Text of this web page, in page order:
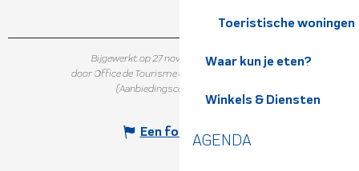
Toeristische woningen
Waar kun je eten?
Winkels & Diensten
AGENDA
Bijgewerkt op 27 november 2025 in 16:24
door Office de Tourisme de Belledonne Chartreuse
(Aanbiedingscode :
Een fout melden